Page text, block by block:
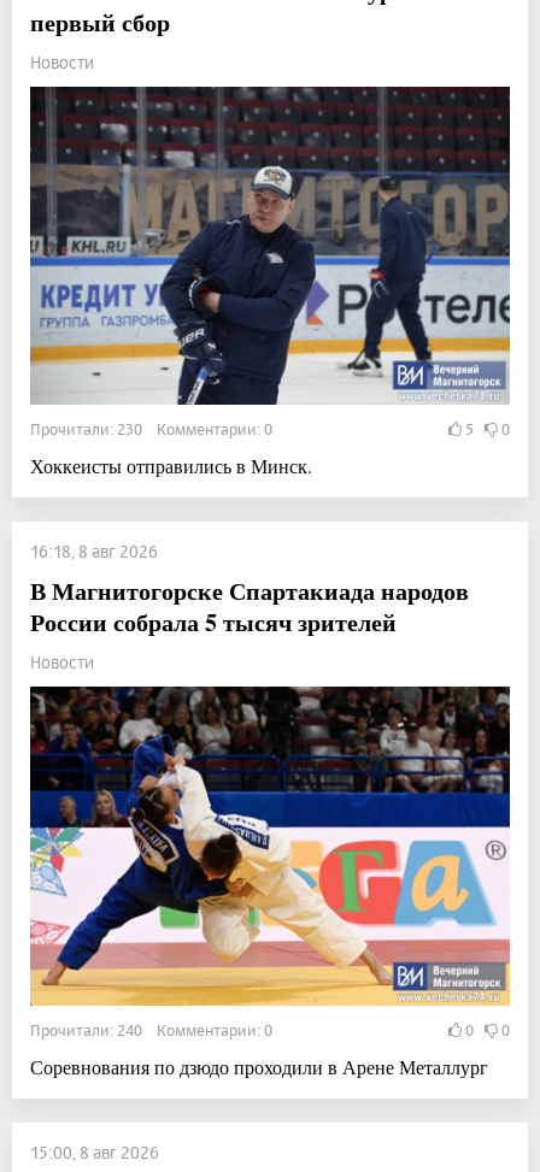
первый сбор
Новости
Прочитали: 230 Комментарии: 0 5 0
Хоккеисты отправились в Минск.
16:18, 8 авг 2026
В Магнитогорске Спартакиада народов
России собрала 5 тысяч зрителей
Новости
Прочитали: 240 Комментарии: 0 0 0
Соревнования по дзюдо проходили в Арене Металлург
15:00, 8 авг 2026